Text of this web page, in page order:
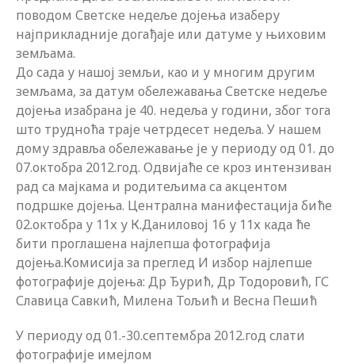
поводом Светске недеље дојења изаберу
најприкладније догађаје или датуме у њиховим
земљама.
До сада у нашој земљи, као и у многим другим
земљама, за датум обележавања Светске недеље
дојења изабрана је 40. недеља у години, због тога
што трудноћа траје четрдесет недеља. У нашем
дому здравља обележавање је у периоду од 01. до
07.октобра 2012.год. Одвијаће се кроз интензиван
рад са мајкама и родитељима са акцентом
подршке дојења. Централна манифестација биће
02.октобра у 11х у К.Даниловој 16 у 11х када ће
бити проглашена најлепша фотографија
дојења.Комисија за преглед И избор најлепше
фотографије дојења: Др Ђурић, Др Тодоровић, ГС
Славица Савкић, Милена Тољић и Весна Пешић
У периоду од 01.-30.септембра 2012.год слати
фотографије имејлом